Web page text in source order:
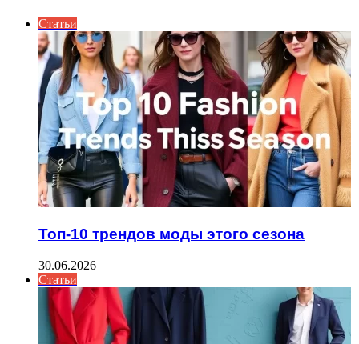
Статьи
Топ-10 трендов моды этого сезона
30.06.2026
Статьи